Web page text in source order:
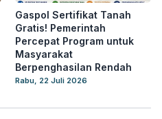
Gaspol Sertifikat Tanah
Gratis! Pemerintah
Percepat Program untuk
Masyarakat
Berpenghasilan Rendah
Rabu, 22 Juli 2026